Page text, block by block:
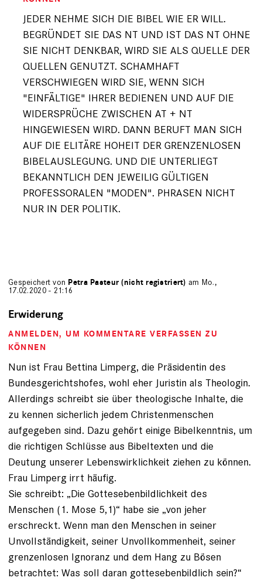
registriert)
JEDER NEHME SICH DIE BIBEL WIE ER WILL.
BEGRÜNDET SIE DAS NT UND IST DAS NT OHNE
SIE NICHT DENKBAR, WIRD SIE ALS QUELLE DER
QUELLEN GENUTZT. SCHAMHAFT
VERSCHWIEGEN WIRD SIE, WENN SICH
"EINFÄLTIGE" IHRER BEDIENEN UND AUF DIE
WIDERSPRÜCHE ZWISCHEN AT + NT
HINGEWIESEN WIRD. DANN BERUFT MAN SICH
AUF DIE ELITÄRE HOHEIT DER GRENZENLOSEN
BIBELAUSLEGUNG. UND DIE UNTERLIEGT
BEKANNTLICH DEN JEWEILIG GÜLTIGEN
PROFESSORALEN "MODEN". PHRASEN NICHT
NUR IN DER POLITIK.
Gespeichert von Petra Pasteur (nicht registriert) am Mo.,
17.02.2020 - 21:16
Erwiderung
ANMELDEN, UM KOMMENTARE VERFASSEN ZU
KÖNNEN
Nun ist Frau Bettina Limperg, die Präsidentin des
Bundesgerichtshofes, wohl eher Juristin als Theologin.
Allerdings schreibt sie über theologische Inhalte, die
zu kennen sicherlich jedem Christenmenschen
aufgegeben sind. Dazu gehört einige Bibelkenntnis, um
die richtigen Schlüsse aus Bibeltexten und die
Deutung unserer Lebenswirklichkeit ziehen zu können.
Frau Limperg irrt häufig.
Sie schreibt: „Die Gottesebenbildlichkeit des
Menschen (1. Mose 5,1)“ habe sie „von jeher
erschreckt. Wenn man den Menschen in seiner
Unvollständigkeit, seiner Unvollkommenheit, seiner
grenzenlosen Ignoranz und dem Hang zu Bösen
betrachtet: Was soll daran gottesebenbildlich sein?“